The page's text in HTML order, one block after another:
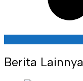
Berita Lainnya